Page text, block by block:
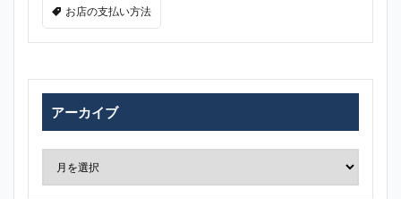
お店の支払い方法
アーカイブ